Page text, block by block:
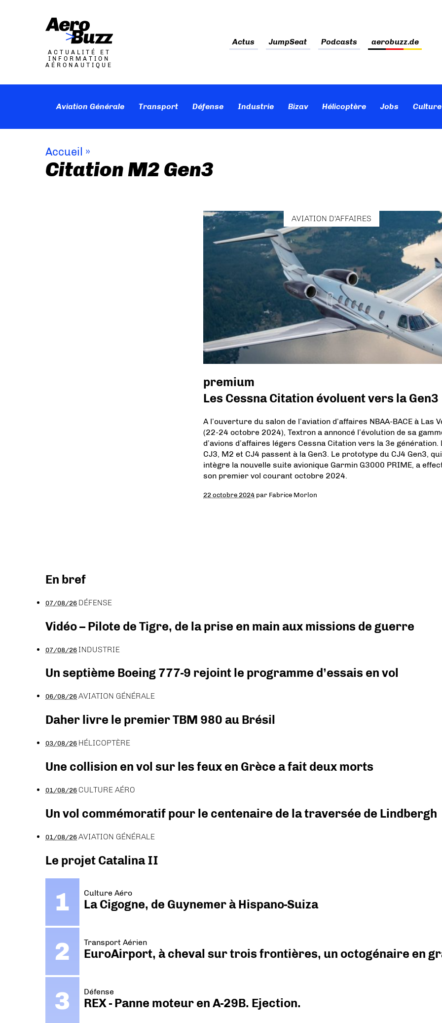
ACTUALITÉ ET
INFORMATION
AÉRONAUTIQUE
Actus JumpSeat Podcasts aerobuzz.de
Aviation Générale Transport Défense Industrie Bizav Hélicoptère Jobs
Accueil »
Citation M2 Gen3
AVIATION D'AFFAIRES
premium
Les Cessna Citation évoluent vers la Gen3
A l’ouverture du salon de l’aviation d’affaires NBAA-BACE à Las
(22-24 octobre 2024), Textron a annoncé l’évolution de sa
d’avions d’affaires légers Cessna Citation vers la 3e génération.
CJ3, M2 et CJ4 passent à la Gen3. Le prototype du CJ4 Gen3, qui
intègre la nouvelle suite avionique Garmin G3000 PRIME, a
son premier vol courant octobre 2024.
22 octobre 2024 par Fabrice Morlon
En bref
07/08/26 DÉFENSE
Vidéo – Pilote de Tigre, de la prise en main aux missions de guerre
07/08/26INDUSTRIE
Un septième Boeing 777-9 rejoint le programme d’essais en vol
06/08/26AVIATION GÉNÉRALE
Daher livre le premier TBM 980 au Brésil
03/08/26 HÉLICOPTÈRE
Une collision en vol sur les feux en Grèce a fait deux morts
01/08/26 CULTURE AÉRO
Un vol commémoratif pour le centenaire de la traversée de Lindbergh
01/08/26AVIATION GÉNÉRALE
Le projet Catalina II
Culture Aéro
La Cigogne, de Guynemer à Hispano-Suiza
Transport Aérien
EuroAirport, à cheval sur trois frontières, un octogénaire en
Défense
REX - Panne moteur en A-29B. Ejection.